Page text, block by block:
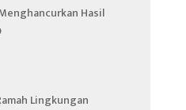
Hasil
Lingkungan